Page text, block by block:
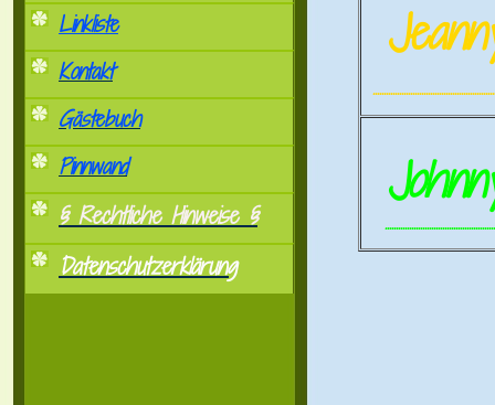
Linkliste
Kontakt
Gästebuch
Pinnwand
§ Rechtliche Hinweise §
Datenschutzerklärung